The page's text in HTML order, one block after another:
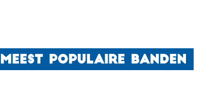
MEEST POPULAIRE BANDEN